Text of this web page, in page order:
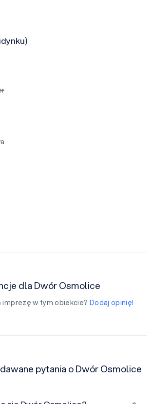
dla Dwór Osmolice
imprezę w tym obiekcie? Dodaj opinię!
pytania o Dwór Osmolice